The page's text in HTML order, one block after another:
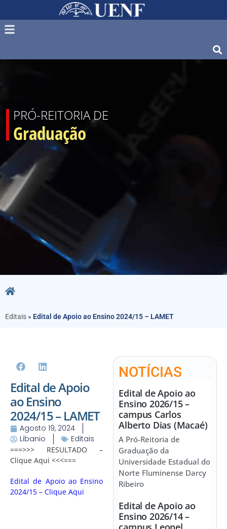
PRÓ-REITORIA DE
Graduação
Editais » Edital de Apoio ao Ensino 2024/15 – LAMET
Edital de Apoio
ao Ensino
2024/15 – LAMET
Agosto 19, 2024
Libanio
Editais
===>>> RESULTADO –
Clique Aqui <<<===
Edital de Apoio ao Ensino
2024/15 – Clique Aqui
NOTÍCIAS
Edital de Apoio ao
Ensino 2026/15 –
campus Carlos
Alberto Dias (Macaé)
A Pró-Reitoria de
Graduação da
Universidade Estadual do
Norte Fluminense Darcy
Ribeiro
Edital de Apoio ao
Ensino 2026/14 –